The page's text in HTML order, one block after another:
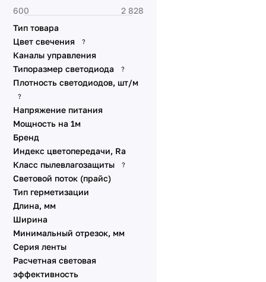
Динамические эффекты
Динамические эффекты
Стабилизированные IC
Питание от сети 230V
Линзованные
Универсальные 48V 10
Универсальные 12V 8-10
Линейки SL
Аксессуары для
подключения
Тип товара
Цвет свечения
?
Каналы управления
Типоразмер светодиода
?
Плотность светодиодов, шт/м
?
Напряжение питания
Мощность на 1м
Бренд
Индекс цветопередачи, Ra
Класс пылевлагозащиты
?
Световой поток (прайс)
Тип герметизации
Длина, мм
Ширина
Минимальный отрезок, мм
Серия ленты
Расчетная световая
эффективность